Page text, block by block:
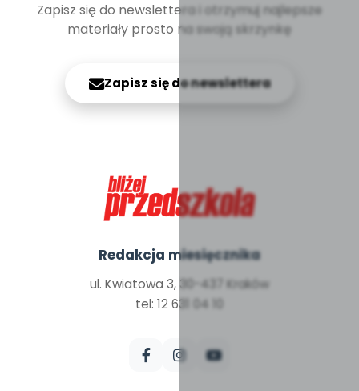
Zapisz się do newslettera i otrzymuj najlepsze
materiały prosto na swoją skrzynkę
Zapisz się do newslettera
Redakcja miesięcznika
ul. Kwiatowa 3, 30-437 Kraków
tel: 12 631 04 10